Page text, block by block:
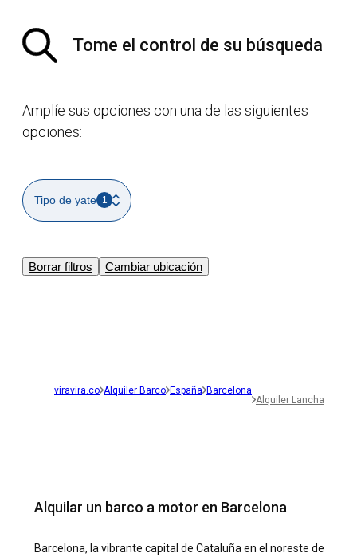
Tome el control de su búsqueda
Amplíe sus opciones con una de las siguientes
opciones:
Tipo de yate 1
Borrar filtros Cambiar ubicación
viravira.co Alquiler Barco España Barcelona
Alquiler Lancha
Alquilar un barco a motor en Barcelona
Barcelona, la vibrante capital de Cataluña en el noreste de